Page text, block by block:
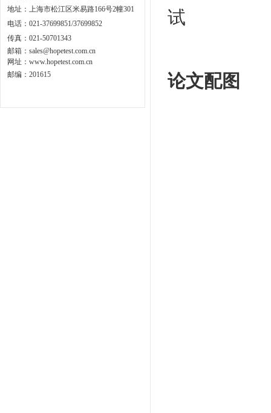
地址： 上海市松江区米易路166号2幢301
电话：021-37699851/37699852
传真：021-50701343
邮箱： sales@hopetest.com.cn
网址 ： www.hopetest.com.cn
邮编：201615
试
论文配图